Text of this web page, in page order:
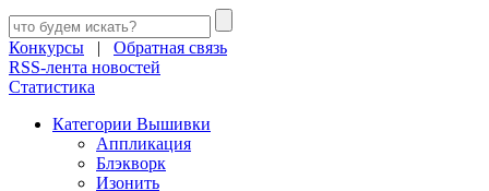
Конкурсы | Обратная связь
RSS-лента новостей
Статистика
Категории Вышивки
Аппликация
Блэкворк
Изонить